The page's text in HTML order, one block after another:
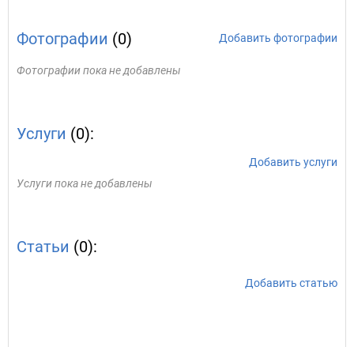
Фотографии (0) Добавить фотографии
Фотографии пока не добавлены
Услуги (0):
Добавить услуги
Услуги пока не добавлены
Статьи (0):
Добавить статью